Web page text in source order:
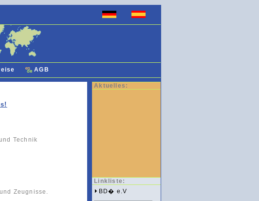
AGB
Technik
Zeugnisse.
Aktuelles:
Linkliste:
BD� e.V